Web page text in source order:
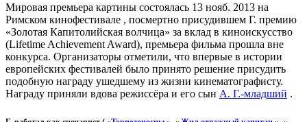
Мировая премьера картины состоялась 13 нояб. 2013 на
Римском кинофестивале , посмертно присудившем Г. премию
«Золотая Капитолийская волчица» за вклад в киноискусство
(Lifetime Achievement Award), премьера фильма прошла вне
конкурса. Организаторы отметили, что впервые в истории
европейских фестивалей было принято решение присудить
подобную награду ушедшему из жизни кинематографисту.
Награду приняли вдова режиссёра и его сын А. Г.-младший .